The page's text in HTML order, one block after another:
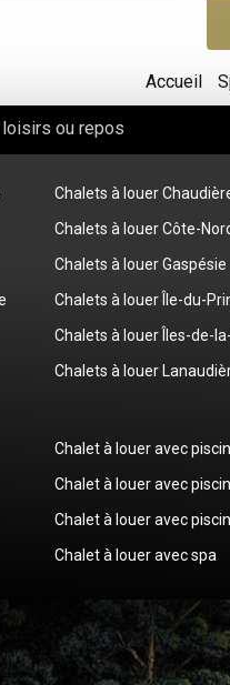
Accueil
loisirs ou repos
Chalets à louer
Chalets à louer Côte-
Chalets à louer Gaspésie
Chalets à louer Île-du-
Chalets à louer Îles-de-
Chalets à louer
Chalet à louer avec
Chalet à louer avec
Chalet à louer avec
Chalet à louer avec spa